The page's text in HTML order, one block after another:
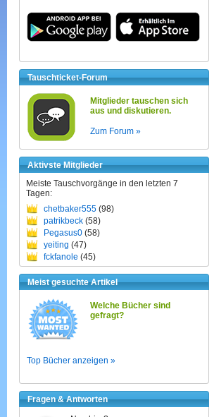
Tauschticket-Forum
Mitglieder tauschen sich
aus und diskutieren.
Zum Forum »
Aktivste Mitglieder
Meiste Tauschvorgänge in den letzten 7
Tagen:
chetbaker555 (98)
patrikbeck (58)
Pegasus0 (58)
yeiting (47)
fckfanole (45)
Meist gesuchte Artikel
Welche Bücher sind
gefragt?
Top Bücher anzeigen »
Fragen & Antworten